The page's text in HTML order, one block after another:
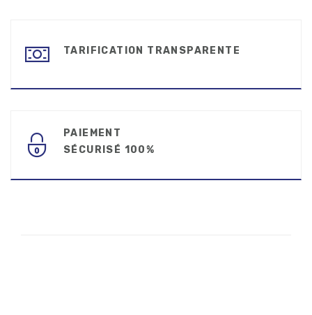
TARIFICATION TRANSPARENTE
PAIEMENT
SÉCURISÉ 100%